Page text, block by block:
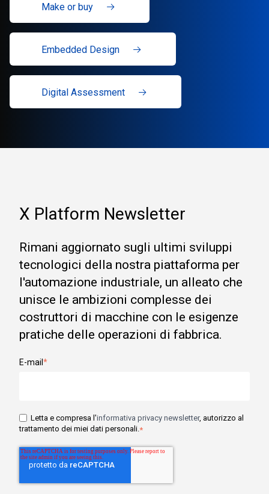
Make or buy
Embedded Design
Digital Assessment
X Platform Newsletter
Rimani aggiornato sugli ultimi sviluppi
tecnologici della nostra piattaforma per
l'automazione industriale, un alleato che
unisce le ambizioni complesse dei
costruttori di macchine con le esigenze
pratiche delle operazioni di fabbrica.
E-mail *
Letta e compresa l'informativa privacy newsletter, autorizzo al
trattamento dei miei dati personali.*